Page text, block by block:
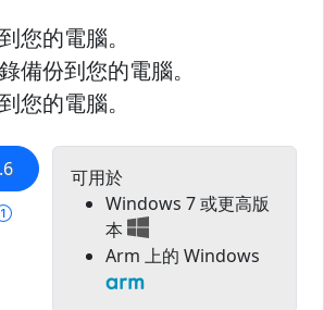
您的電腦。
備份到您的電腦。
您的電腦。
可用於
Windows 7 或更高版
本
Arm 上的 Windows